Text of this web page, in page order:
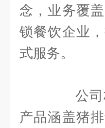
念，业务覆
锁餐饮企业
式服务。
公司核
产品涵盖猪